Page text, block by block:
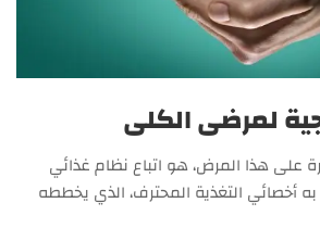
لمرضى الكلى
على هذا المرض، هو اتباع نظام غذائي
أخصائي التغذية المحترف، الذي يخططه